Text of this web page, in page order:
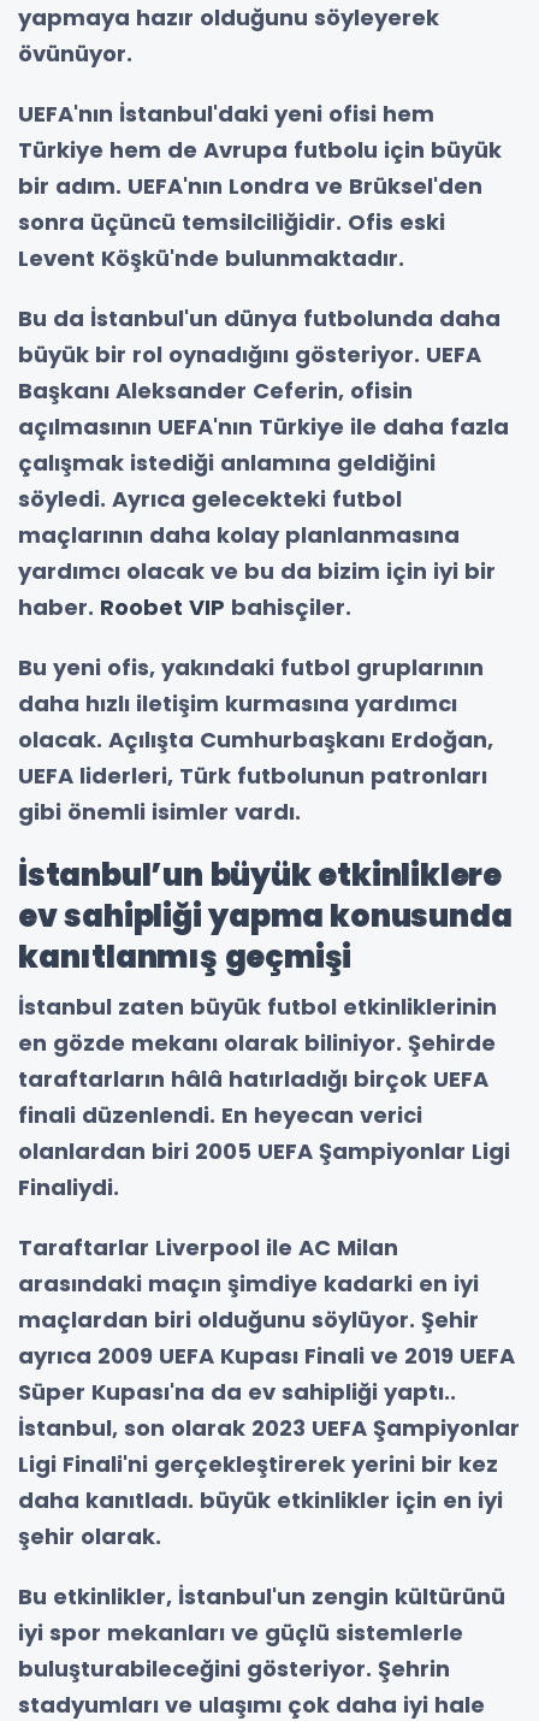
yapmaya hazır olduğunu söyleyerek
övünüyor.
UEFA'nın İstanbul'daki yeni ofisi hem
Türkiye hem de Avrupa futbolu için büyük
bir adım. UEFA'nın Londra ve Brüksel'den
sonra üçüncü temsilciliğidir. Ofis eski
Levent Köşkü'nde bulunmaktadır.
Bu da İstanbul'un dünya futbolunda daha
büyük bir rol oynadığını gösteriyor. UEFA
Başkanı Aleksander Ceferin, ofisin
açılmasının UEFA'nın Türkiye ile daha fazla
çalışmak istediği anlamına geldiğini
söyledi. Ayrıca gelecekteki futbol
maçlarının daha kolay planlanmasına
yardımcı olacak ve bu da bizim için iyi bir
haber. Roobet VIP bahisçiler.
Bu yeni ofis, yakındaki futbol gruplarının
daha hızlı iletişim kurmasına yardımcı
olacak. Açılışta Cumhurbaşkanı Erdoğan,
UEFA liderleri, Türk futbolunun patronları
gibi önemli isimler vardı.
İstanbul’un büyük etkinliklere
ev sahipliği yapma konusunda
kanıtlanmış geçmişi
İstanbul zaten büyük futbol etkinliklerinin
en gözde mekanı olarak biliniyor. Şehirde
taraftarların hâlâ hatırladığı birçok UEFA
finali düzenlendi. En heyecan verici
olanlardan biri 2005 UEFA Şampiyonlar Ligi
Finaliydi.
Taraftarlar Liverpool ile AC Milan
arasındaki maçın şimdiye kadarki en iyi
maçlardan biri olduğunu söylüyor. Şehir
ayrıca 2009 UEFA Kupası Finali ve 2019 UEFA
Süper Kupası'na da ev sahipliği yaptı..
İstanbul, son olarak 2023 UEFA Şampiyonlar
Ligi Finali'ni gerçekleştirerek yerini bir kez
daha kanıtladı. büyük etkinlikler için en iyi
şehir olarak.
Bu etkinlikler, İstanbul'un zengin kültürünü
iyi spor mekanları ve güçlü sistemlerle
buluşturabileceğini gösteriyor. Şehrin
stadyumları ve ulaşımı çok daha iyi hale